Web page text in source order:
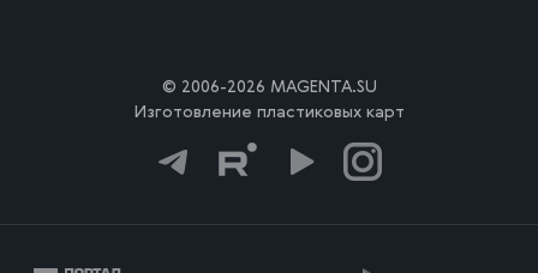
© 2006-2026 MAGENTA.SU
Изготовление пластиковых карт